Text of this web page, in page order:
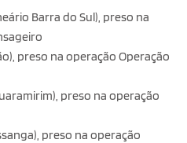
Barra do Sul), preso na
preso na operação Operação
preso na operação
preso na operação